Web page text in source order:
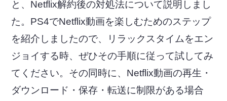
と、Netflix解約後の対処法について説明しまし
た。PS4でNetflix動画を楽しむためのステップ
を紹介しましたので、リラックスタイムをエン
ジョイする時、ぜひその手順に従って試してみ
てください。その同時に、Netflix動画の再生・
ダウンロード・保存・転送に制限がある場合